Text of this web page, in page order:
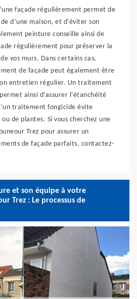
façade régulièrement permet de
d’une maison, et d’éviter son
peinture conseille ainsi de
régulièrement pour préserver la
vos murs. Dans certains cas,
de façade peut également être
entretien régulier. Un traitement
ainsi d’assurer l’étanchéité
traitement fongicide évite
de plantes. Si vous cherchez une
Trez pour assurer un
de façade parfaits, contactez-
et son équipe à votre
Trez : Le processus de